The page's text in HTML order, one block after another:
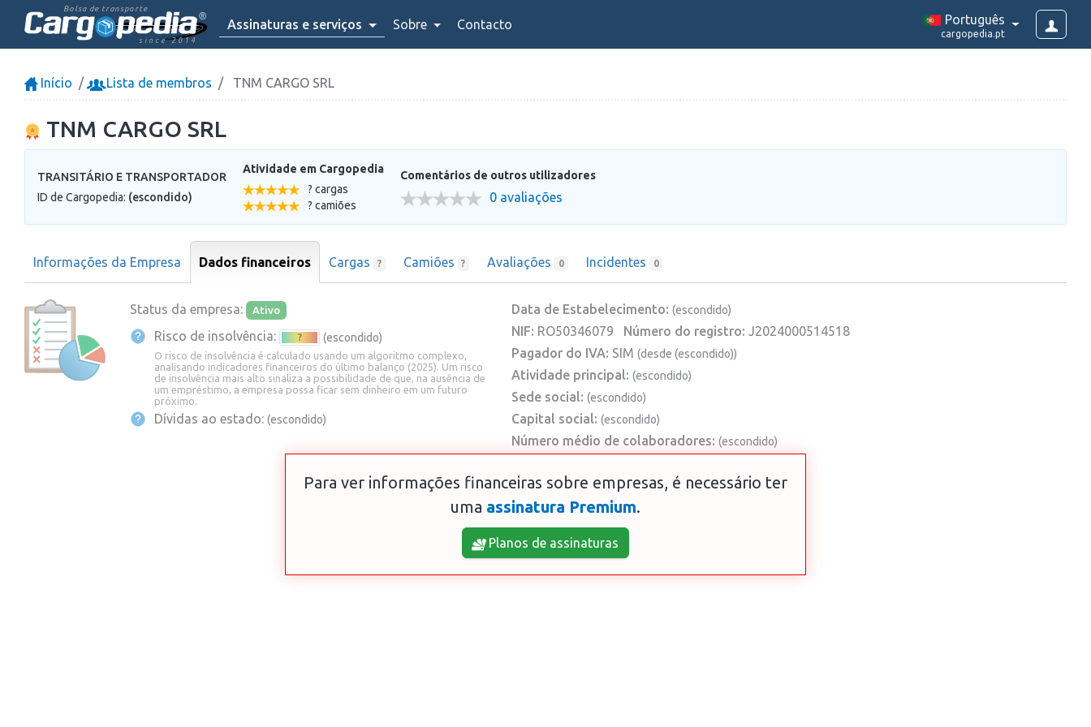
Bolsa de transporte
since 2014
Assinaturas e serviços Sobre Contacto Português
cargopedia.pt
Início Lista de membros TNM CARGO SRL
TNM CARGO SRL
TRANSITÁRIO E TRANSPORTADOR
ID de Cargopedia: (escondido)
Atividade em Cargopedia
? cargas
? camiões
Comentários de outros utilizadores
0 avaliações
Informações da Empresa Dados financeiros Cargas ? Camiões ? Avaliações 0 Incidentes 0
Status da empresa: Ativo
Risco de insolvência: ? (escondido)
O risco de insolvência é calculado usando um algoritmo complexo,
analisando indicadores financeiros do último balanço (2025). Um risco
de insolvência mais alto sinaliza a possibilidade de que, na ausência de
um empréstimo, a empresa possa ficar sem dinheiro em um futuro
próximo.
Dívidas ao estado: (escondido)
Data de Estabelecimento: (escondido)
NIF: RO50346079 Número do registro: J2024000514518
Pagador do IVA: SIM (desde (escondido))
Atividade principal: (escondido)
Sede social: (escondido)
Capital social: (escondido)
Número médio de colaboradores: (escondido)
Para ver informações financeiras sobre empresas, é necessário ter
uma assinatura Premium.
Planos de assinaturas